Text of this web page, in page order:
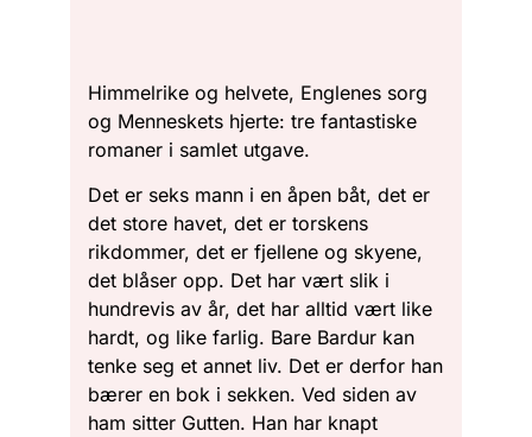
Himmelrike og helvete, Englenes sorg
og Menneskets hjerte: tre fantastiske
romaner i samlet utgave.
Det er seks mann i en åpen båt, det er
det store havet, det er torskens
rikdommer, det er fjellene og skyene,
det blåser opp. Det har vært slik i
hundrevis av år, det har alltid vært like
hardt, og like farlig. Bare Bardur kan
tenke seg et annet liv. Det er derfor han
bærer en bok i sekken. Ved siden av
ham sitter Gutten. Han har knapt